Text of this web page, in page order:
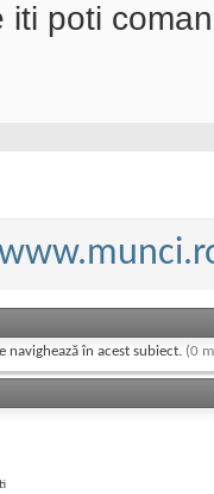
iti poti
în acest subiect. (0